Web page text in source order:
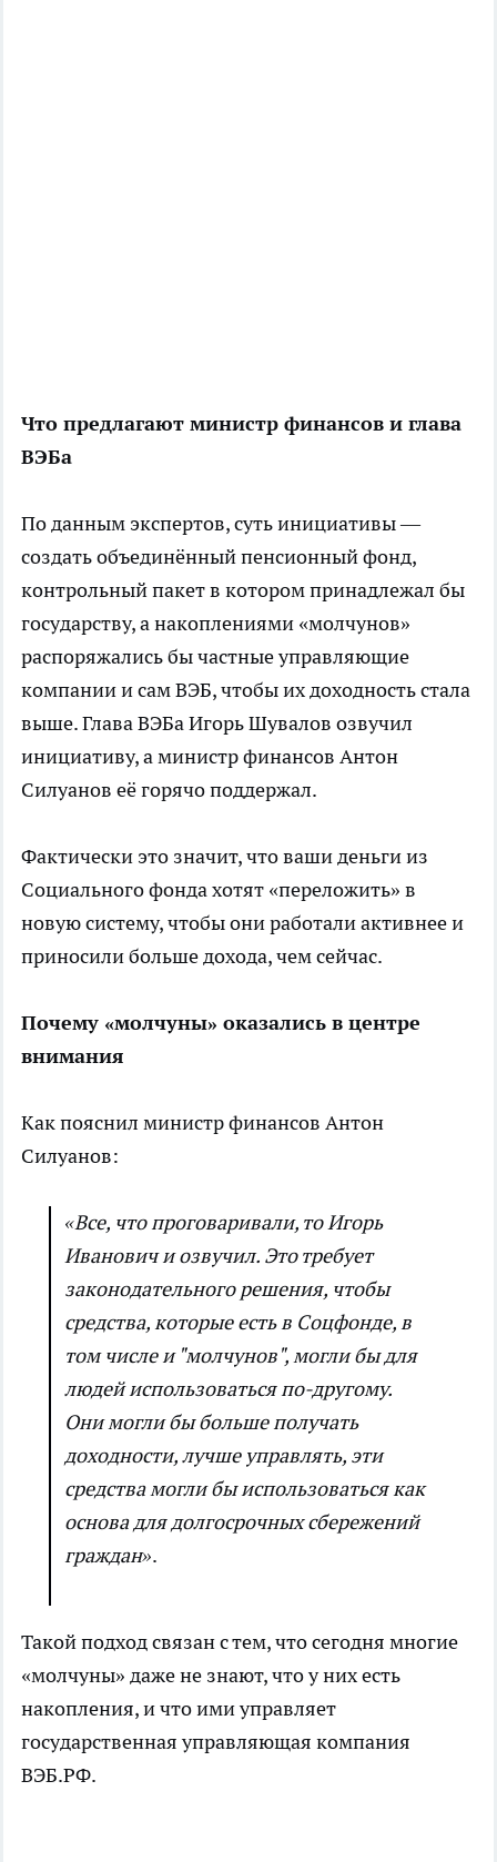
Что предлагают министр финансов и глава
ВЭБа
По данным экспертов, суть инициативы —
создатьобъединённый пенсионный фонд,
контрольный пакет в котором принадлежал бы
государству, а накоплениями «молчунов»
распоряжались бы частные управляющие
компании и сам ВЭБ, чтобы их доходность стала
выше. Глава ВЭБа Игорь Шувалов озвучил
инициативу, а министр финансов Антон
Силуанов её горячо поддержал.
Фактически это значит, что ваши деньги из
Социального фонда хотят «переложить» в
новую систему, чтобы они работали активнее и
приносили больше дохода, чем сейчас.
Почему «молчуны» оказались в центре
внимания
Как пояснил министр финансов Антон
Силуанов:
«Все, что проговаривали, то Игорь
Иванович и озвучил. Это требует
законодательного решения, чтобы
средства, которые есть в Соцфонде, в
том числе и "молчунов", могли бы для
людей использоваться по-другому.
Они могли бы больше получать
доходности, лучше управлять, эти
средства могли бы использоваться как
основа для долгосрочных сбережений
граждан».
Такой подход связан с тем, что сегодня многие
«молчуны» даже не знают, что у них есть
накопления, и что ими управляет
государственная управляющая компания
ВЭБ.РФ.